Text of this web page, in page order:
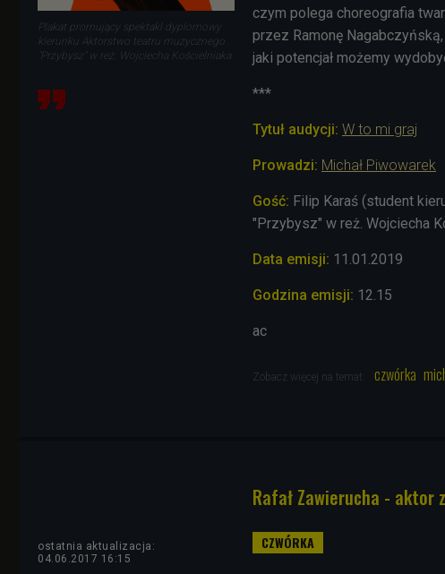
Plakat promujący spektakl dyplomowy
kierunku Aktorstwo teatru muzycznego
"Przybysz" w reż. Wojciecha Kościelniaka
czym polega choreografia
przez Ramonę
jaki potencjał możemy
***
Tytuł audycji: W to mi graj
Prowadzi: Michał Piwowarek
Gość: Filip Karaś (student
"Przybysz" w reż. Wojciecha
Data emisji: 11 .01 .2019
Godzina emisji: 12.15
ac
Zobacz więcej na temat: czwórka
Rafał Zawierucha - aktor
ostatnia aktualizacja:
04.06.2017 16:15